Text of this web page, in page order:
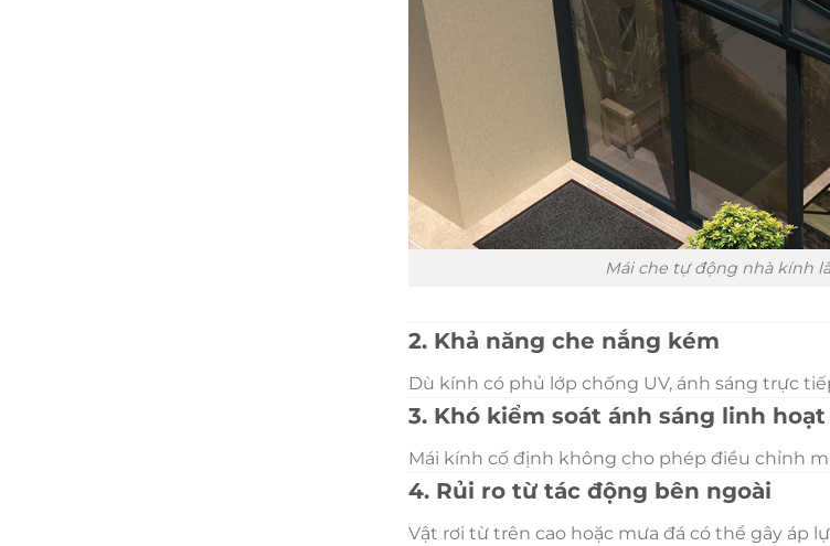
Mái che tự động nhà kính
2. Khả năng che nắng kém
Dù kính có phủ lớp chống UV, ánh sáng trực
3. Khó kiểm soát ánh sáng linh hoạt
Mái kính cố định không cho phép điều chỉnh
4. Rủi ro từ tác động bên ngoài
Vật rơi từ trên cao hoặc mưa đá có thể gây áp